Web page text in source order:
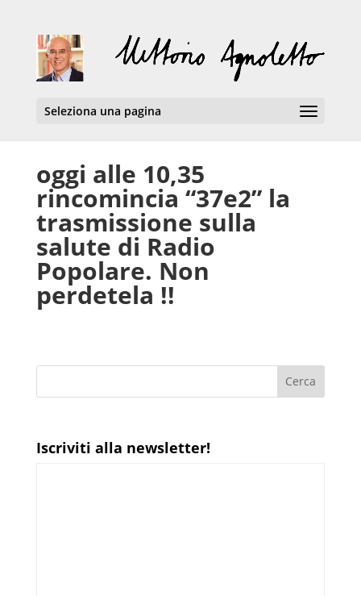
Seleziona una pagina
oggi alle 10,35
rincomincia “37e2” la
trasmissione sulla
salute di Radio
Popolare. Non
perdetela !!
Iscriviti alla newsletter!